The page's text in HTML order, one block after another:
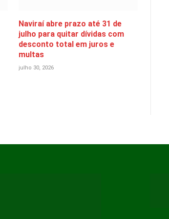
Naviraí abre prazo até 31 de
julho para quitar dívidas com
desconto total em juros e
multas
julho 30, 2026